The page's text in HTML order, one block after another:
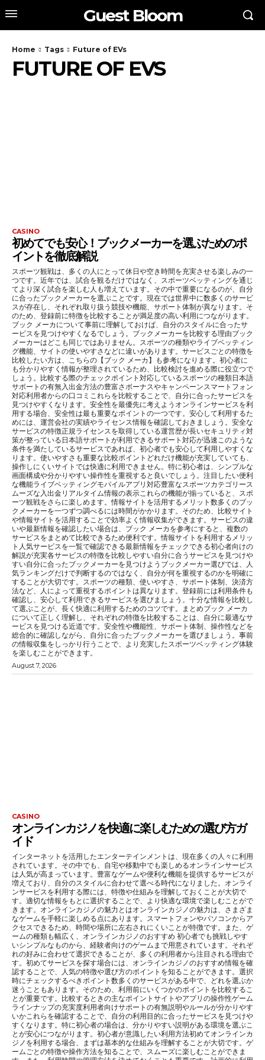
Guest Bloom
Home Tags Future of EVs
FUTURE OF EVS
CASINO
初めてでも安心！ブックメーカーを選ぶためのポ
イントを徹底解説
スポーツ観戦は、多くの人にとって休日や空き時間を充実させる楽しみの一
つです。近年では、試合を観るだけではなく、スポーツベッティングを通じ
てより深く試合を楽しむ人も増えています。その中で重要になるのが、自分
に合ったブックメーカーを選ぶことです。現在では世界中に数多くのサービ
スが存在し、それぞれ取り扱う競技や機能、サポート体制が異なります。そ
のため、登録前に特徴を比較することが満足度の高い利用につながります。
ブック メーカについて事前に理解しておけば、自分のスタイルに合ったサ
ービスを見つけやすくなるでしょう。ブックメーカーを比較する理由ブック
メーカーはどこも同じではありません。スポーツの種類やライブベッティン
グ機能、サイトの使いやすさなどに違いがあります。サービスごとの特徴を
比較したい方は、こちらの【ブック メーカ】も参考になります。初心者に
も分かりやすく情報が整理されているため、比較検討を進める際に役立つで
しょう。比較する際のチェックポイント対応しているスポーツの種類日本語
サポートの有無入出金方法の豊富さボーナスやキャンペーンスマートフォン
対応利用者からの口コミこれらを比較することで、自分に合ったサービスを
見つけやすくなります。安全性を最優先に考えようオンラインサービスを利
用する場合、安全性は最も重要なポイントの一つです。安心して利用するた
めには、運営会社の実績やライセンス情報を確認しておきましょう。安全な
サービスの特徴正規ライセンスを取得している運営歴が長いセキュリティ対
策が整っている日本語サポートが利用できるサポート対応が迅速このような
条件を満たしているサービスであれば、初心者でも安心して利用しやすくな
ります。使いやすさも重要な比較ポイントどれだけ機能が充実していても、
操作しにくいサイトでは快適に利用できません。特に初心者は、シンプルな
画面構成や分かりやすい操作性を重視すると良いでしょう。注目したい便利
な機能ライブベッティングモバイルアプリ対応豊富なスポーツカテゴリース
ムーズな入出金リアルタイム情報の表示これらの機能が揃っていると、スポ
ーツ観戦をさらに楽しめます。情報サイトを活用するメリット数多くのブッ
クメーカーを一つずつ調べるには時間がかかります。そのため、比較サイト
や情報サイトを活用することで効率よく情報収集ができます。サービスの違
いや最新情報を確認したい場合は、ブック メーカを参考にすると、複数の
サービスをまとめて比較できるため便利です。情報サイトを利用するメリッ
ト人気サービスを一覧で確認できる最新情報をチェックできる初心者向けの
解説が充実各サービスの特徴を比較しやすい自分に合うサービスを見つけや
すい自分に合ったブックメーカーを見つけようブックメーカー選びでは、人
気ランキングだけで判断するのではなく、自分が何を重視するのかを明確に
することが大切です。スポーツの種類、使いやすさ、サポート体制、決済方
法など、人によって重視するポイントは異なります。登録前には利用条件も
確認し、安心して利用できるサービスを選びましょう。十分な情報を比較し
て選ぶことが、長く快適に利用するためのコツです。まとめブック メーカ
について正しく理解し、それぞれの特徴を比較することは、自分に最適なサ
ービスを見つける近道です。安全性や機能性、サポート体制、操作性などを
総合的に確認しながら、自分に合ったブックメーカーを選びましょう。事前
の情報収集をしっかり行うことで、より充実したスポーツベッティング体験
を楽しむことができます。
August 7, 2026
CASINO
オンラインカジノを快適に楽しむための選び方ガ
イド
インターネットを活用したエンターテインメントは、現在多くの人々に利用
されています。その中でも、自宅や移動中でも楽しめるオンラインサービス
は人気が高まっています。豊富なゲームや便利な機能を提供するサービスが
増えており、自分のスタイルに合わせて選べる時代になりました。オンライ
ンサービスを利用する際には、特徴や仕組みを理解しておくことが大切で
す。適切な情報をもとに選択することで、より快適な環境で楽しむことがで
きます。オンラインカジノの魅力とはオンラインカジノの魅力は、さまざま
なゲームを手軽に楽しめる点にあります。スマートフォンやパソコンからア
クセスできるため、時間や場所に左右されにくいことが特徴です。また、ゲ
ームの種類も幅広く、オンラインカジノのおすすめ 初心者でも挑戦しやす
いシンプルなものから、経験者向けのゲームまで用意されています。それぞ
れの好みに合わせて選択できることが、多くの利用者から注目される理由で
す。初めてサービスを探す場合には、オンラインカジノのおすすめ情報を確
認することで、人気の特徴や選び方のポイントを知ることができます。選択
時にチェックするべきポイント数多くのサービスがある中で、どれを選ぶか
迷うこともあります。そのため、利用前にいくつかのポイントを比較するこ
とが重要です。比較するときの主なポイントサイトやアプリの操作性ゲーム
ラインナップの充実度利用者向けサポートの有無説明やルールが分かりやす
いかこれらを確認することで、自分の利用目的に合ったサービスを見つけや
すくなります。特に初心者の場合は、分かりやすい説明がある環境を選ぶこ
とが安心につながります。初心者が意識したい利用方法初めてオンラインカ
ジノを利用する場合、まずは基本的な仕組みを理解することが大切です。ゲ
ームごとの特徴や操作方法を知ることで、スムーズに楽しむことができま